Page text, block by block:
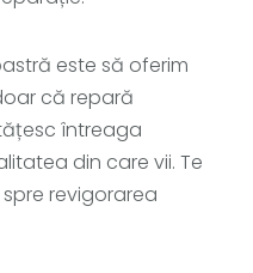
este să oferim
că repară
întreaga
din care vii. Te
revigorarea